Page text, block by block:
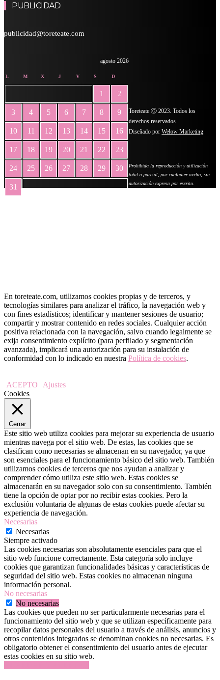
PUBLICIDAD
publicidad@toreteate.com
agosto 2026
L M X J V S D
1 2
3 4 5 6 7 8 9
10 11 12 13 14 15 16
17 18 19 20 21 22 23
24 25 26 27 28 29 30
31
Toreteate Ⓒ 2023. Todos los
derechos reservados
Diseñado por Welow Marketing
Prohibida la reproducción y utilización
total o parcial, por cualquier medio, sin
autorización expresa por escrito.
En toreteate.com, utilizamos cookies propias y de terceros, y
tecnologías similares para analizar el tráfico, la navegación web y
con fines estadísticos; identificar y mantener sesiones de usuario;
compartir y mostrar contenido en redes sociales. Cualquier acción
positiva relacionada con la navegación, salvo cuando legalmente se
exija consentimiento explícito (para perfilado y segmentación
avanzada), implicará una autorización para su instalación de
conformidad con lo indicado en nuestra Política de cookies.
ACEPTO
Ajustes
Cookies
Cerrar
Este sitio web utiliza cookies para mejorar su experiencia de usuario
mientras navega por el sitio web. De estas, las cookies que se
clasifican como necesarias se almacenan en su navegador, ya que
son esenciales para el funcionamiento básico del sitio web. También
utilizamos cookies de terceros que nos ayudan a analizar y
comprender cómo utiliza este sitio web. Estas cookies se
almacenarán en su navegador solo con su consentimiento. También
tiene la opción de optar por no recibir estas cookies. Pero la
exclusión voluntaria de algunas de estas cookies puede afectar su
experiencia de navegación.
Necesarias
Necesarias
Siempre activado
Las cookies necesarias son absolutamente esenciales para que el
sitio web funcione correctamente. Esta categoría solo incluye
cookies que garantizan funcionalidades básicas y características de
seguridad del sitio web. Estas cookies no almacenan ninguna
información personal.
No necesarias
No necesarias
Las cookies que pueden no ser particularmente necesarias para el
funcionamiento del sitio web y que se utilizan específicamente para
recopilar datos personales del usuario a través de análisis, anuncios y
otros contenidos integrados se denominan cookies no necesarias. Es
obligatorio obtener el consentimiento del usuario antes de ejecutar
estas cookies en su sitio web.